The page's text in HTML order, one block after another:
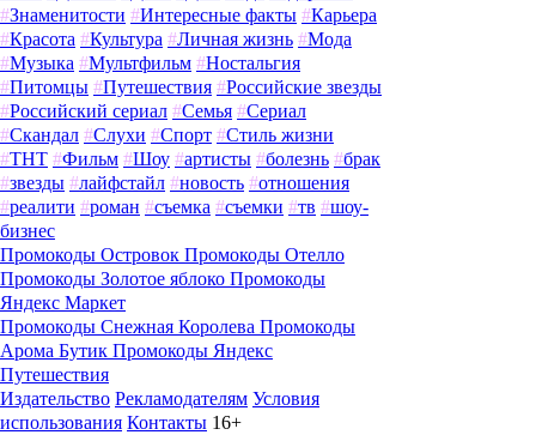
#Знаменитости #Интересные факты #Карьера
#Красота #Культура #Личная жизнь #Мода
#Музыка #Мультфильм #Ностальгия
#Питомцы #Путешествия #Российские звезды
#Российский сериал #Семья #Сериал
#Скандал #Слухи #Спорт #Стиль жизни
#ТНТ #Фильм #Шоу #артисты #болезнь #брак
#звезды #лайфстайл #новость #отношения
#реалити #роман #съемка #съемки #тв #шоу-
бизнес
Промокоды Островок Промокоды Отелло
Промокоды Золотое яблоко Промокоды
Яндекс Маркет
Промокоды Снежная Королева Промокоды
Арома Бутик Промокоды Яндекс
Путешествия
Издательство Рекламодателям Условия
использования Контакты 16+